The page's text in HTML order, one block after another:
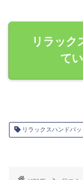
リラック
て
リラックスハンドパッ